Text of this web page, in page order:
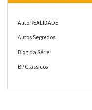
Auto REALIDADE
Autos Segredos
Blog da Série
BP Classicos